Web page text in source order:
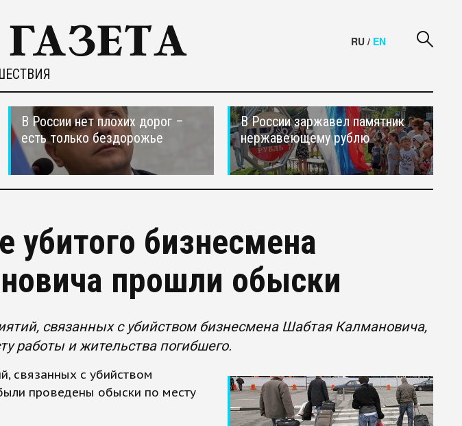
RU / EN
В России нет плохих дорог –
есть только бездорожье
В России заржавел памятник
нержавеющему рублю
убитого бизнесмена
прошли обыски
связанных с убийством бизнесмена Шабтая Калмановича,
работы и жительства погибшего.
связанных с убийством
проведены обыски по месту